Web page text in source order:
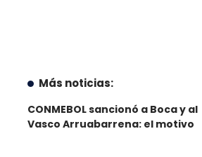
Más noticias:
CONMEBOL sancionó a Boca y al
Vasco Arruabarrena: el motivo